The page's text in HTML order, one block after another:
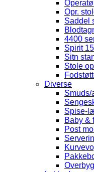
Opr.
Saddel
4400
Spirit
Sitn
Stole
Diverse
Smuds/
Spise-
Baby &
Post